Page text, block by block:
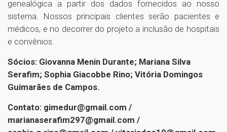
genealógica a partir dos dados fornecidos ao nosso
sistema. Nossos principais clientes serão pacientes e
médicos, e no decorrer do projeto a inclusão de hospitais
e convênios.
Sócios: Giovanna Menin Durante; Mariana Silva
Serafim; Sophia Giacobbe Rino; Vitória Domingos
Guimarães de Campos.
Contato: gimedur@gmail.com /
marianaserafim297@gmail.com /